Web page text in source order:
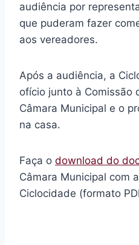
audiência por
que puderam fazer
aos vereadores.
Após a audiência, a
ofício junto à Comissão
Câmara Municipal e o
na casa.
Faça o download do
Câmara Municipal com
Ciclocidade (formato